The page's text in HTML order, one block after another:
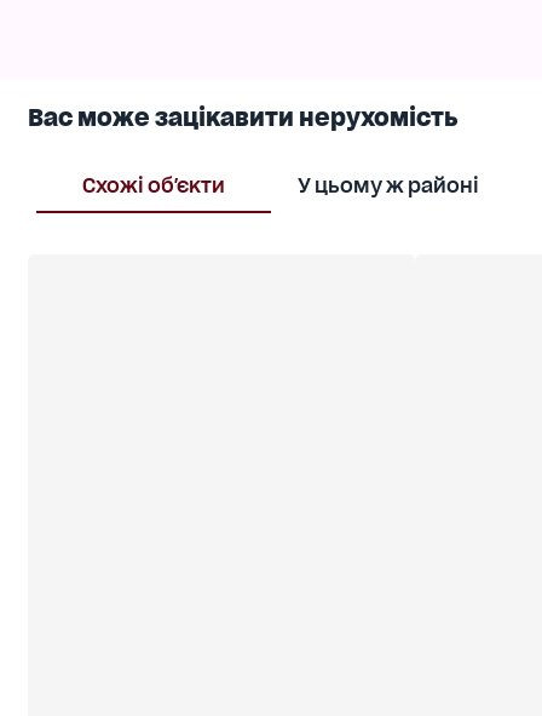
Вас може зацікавити нерухомість
Схожі об'єкти У цьому ж районі